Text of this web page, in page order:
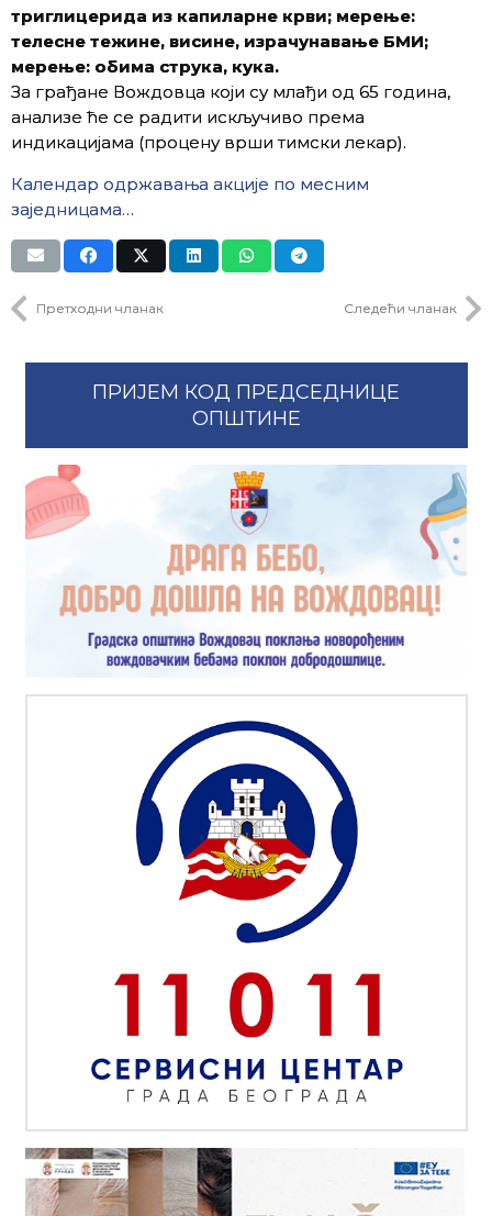
триглицерида из капиларне крви; мерење:
телесне тежине, висине, израчунавање БМИ;
мерење: обима струка, кука.
За грађане Вождовца који су млађи од 65 година,
анализе ће се радити искључиво према
индикацијама (процену врши тимски лекар).
Календар одржавања акције по месним
заједницама…
Претходни чланак Следећи чланак
ПРИЈЕМ КОД ПРЕДСЕДНИЦЕ
ОПШТИНЕ